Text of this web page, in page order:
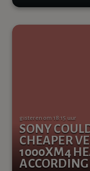
SONY
CHEAPER
1000XM4
gisteren om 18:15 uur